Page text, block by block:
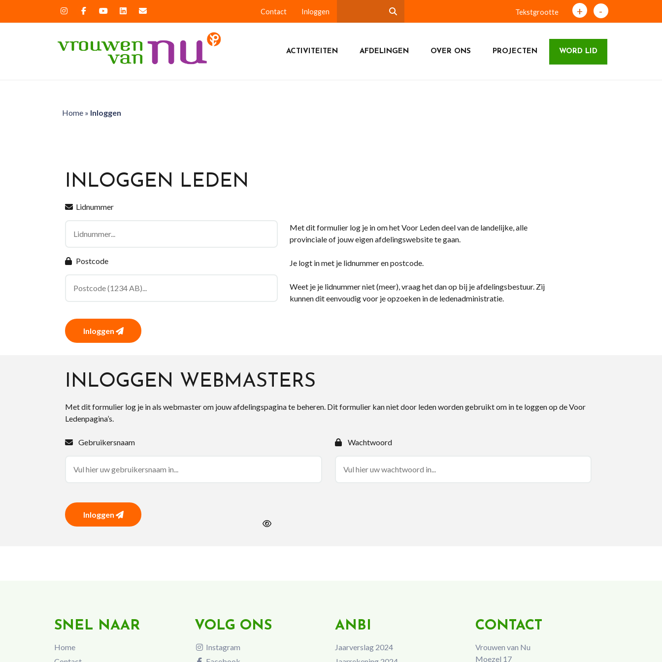
Contact Inloggen Tekstgrootte + -
ACTIVITEITEN AFDELINGEN OVER ONS PROJECTEN WORD LID
Home» Inloggen
INLOGGEN LEDEN
Lidnummer
Postcode
Inloggen
Met dit formulier log je in om het Voor Leden deel van de landelijke, alle
provinciale of jouw eigen afdelingswebsite te gaan.
Je logt in met je lidnummer en postcode.
Weet je je lidnummer niet (meer), vraag het dan op bij je afdelingsbestuur. Zij
kunnen dit eenvoudig voor je opzoeken in de ledenadministratie.
INLOGGEN WEBMASTERS
Met dit formulier log je in als webmaster om jouw afdelingspagina te beheren. Dit formulier kan niet door leden worden gebruikt om in te loggen op de Voor
Ledenpagina’s.
Gebruikersnaam Wachtwoord
Inloggen
SNEL NAAR
Home
VOLG ONS
Instagram
ANBI
Jaarverslag 2024
CONTACT
Vrouwen van Nu
Moezel 17